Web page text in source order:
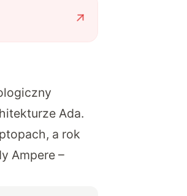
Ada.
a rok
Ampere –